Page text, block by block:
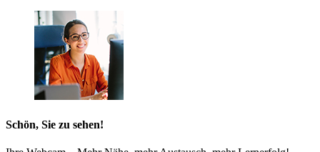
Schön, Sie zu sehen!